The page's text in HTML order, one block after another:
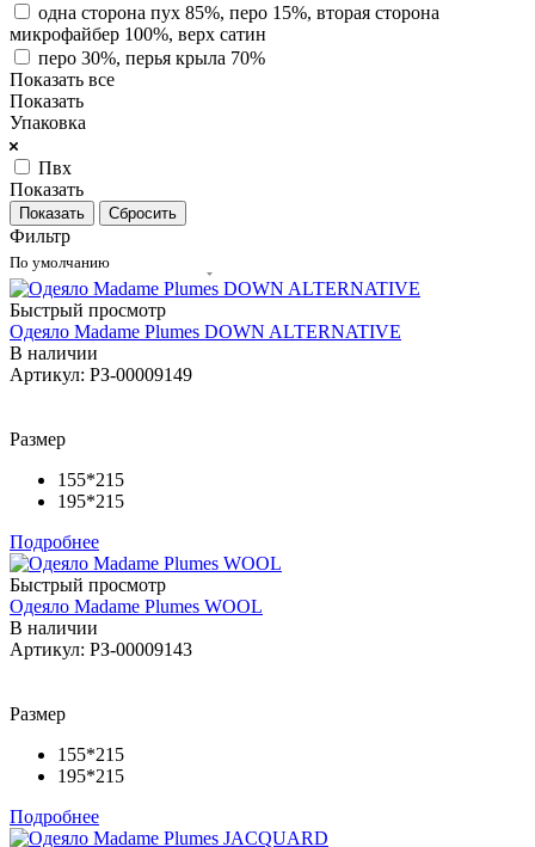
одна сторона пух 85%, перо 15%, вторая сторона
микрофайбер 100%, верх сатин
перо 30%, перья крыла 70%
Показать все
Показать
Упаковка
Пвх
Показать
Сбросить
Фильтр
По умолчанию
Быстрый просмотр
Одеяло Madame Plumes DOWN ALTERNATIVE
В наличии
Артикул: РЗ-00009149
Размер
155*215
195*215
Подробнее
Быстрый просмотр
Одеяло Madame Plumes WOOL
В наличии
Артикул: РЗ-00009143
Размер
155*215
195*215
Подробнее